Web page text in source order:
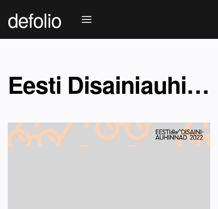
defolio
Eesti Disainiauhinnad 2022